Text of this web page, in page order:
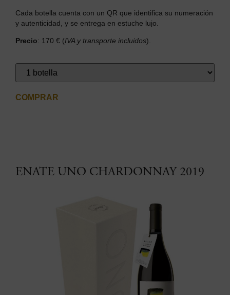
Cada botella cuenta con un QR que identifica su numeración
y autenticidad, y se entrega en estuche lujo.
Precio: 170 € (IVA y transporte incluidos).
COMPRAR
ENATE UNO CHARDONNAY 2019